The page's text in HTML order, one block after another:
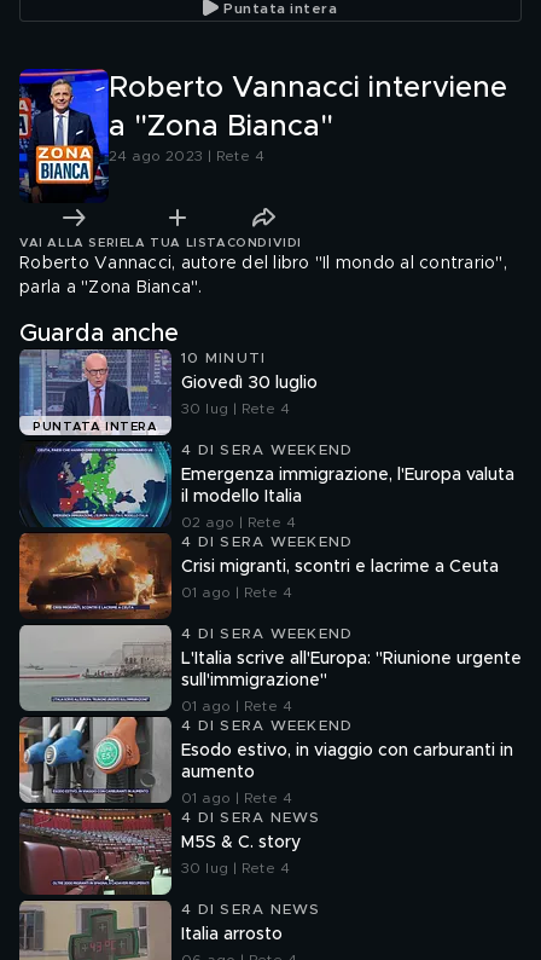
Puntata intera
Roberto Vannacci interviene
a "Zona Bianca"
24 ago 2023 | Rete 4
VAI ALLA SERIE LA TUA LISTA CONDIVIDI
Roberto Vannacci, autore del libro "Il mondo al contrario",
parla a "Zona Bianca".
Guarda anche
PUNTATA INTERA
10 MINUTI
Giovedì 30 luglio
30 lug | Rete 4
4 DI SERA WEEKEND
Emergenza immigrazione, l'Europa valuta
il modello Italia
02 ago | Rete 4
4 DI SERA WEEKEND
Crisi migranti, scontri e lacrime a Ceuta
01 ago | Rete 4
4 DI SERA WEEKEND
L'Italia scrive all'Europa: "Riunione urgente
sull'immigrazione"
01 ago | Rete 4
4 DI SERA WEEKEND
Esodo estivo, in viaggio con carburanti in
aumento
01 ago | Rete 4
4 DI SERA NEWS
M5S & C. story
30 lug | Rete 4
4 DI SERA NEWS
Italia arrosto